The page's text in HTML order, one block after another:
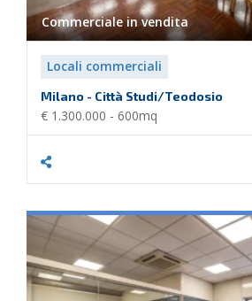
Commerciale invendita
Locali commerciali
Milano - Città Studi/Teodosio
€ 1.300.000 - 600mq